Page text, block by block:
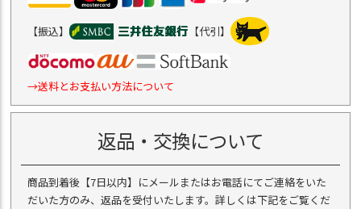
【振込】 【代引】
→送料とお支払い方法について
返品・交換について
商品到着後【7日以内】にメールまたはお電話にてご連絡をいた
だいた方のみ、返品を受付いたします。詳しくは下記をご覧くだ